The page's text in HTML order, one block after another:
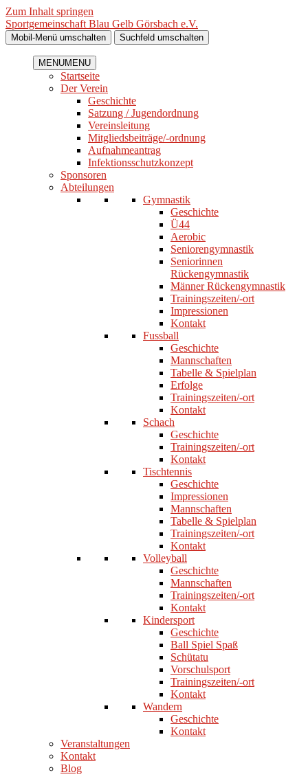
Zum Inhalt springen
Sportgemeinschaft Blau Gelb Görsbach e.V.
Mobil-Menü umschalten Suchfeld umschalten
MENUMENU
Startseite
Der Verein
Geschichte
Satzung / Jugendordnung
Vereinsleitung
Mitgliedsbeiträge/-ordnung
Aufnahmeantrag
Infektionsschutzkonzept
Sponsoren
Abteilungen
Gymnastik
Geschichte
Ü44
Aerobic
Seniorengymnastik
Seniorinnen
Rückengymnastik
Männer Rückengymnastik
Trainingszeiten/-ort
Impressionen
Kontakt
Fussball
Geschichte
Mannschaften
Tabelle & Spielplan
Erfolge
Trainingszeiten/-ort
Kontakt
Schach
Geschichte
Trainingszeiten/-ort
Kontakt
Tischtennis
Geschichte
Impressionen
Mannschaften
Tabelle & Spielplan
Trainingszeiten/-ort
Kontakt
Volleyball
Geschichte
Mannschaften
Trainingszeiten/-ort
Kontakt
Kindersport
Geschichte
Ball Spiel Spaß
Schütatu
Vorschulsport
Trainingszeiten/-ort
Kontakt
Wandern
Geschichte
Kontakt
Veranstaltungen
Kontakt
Blog